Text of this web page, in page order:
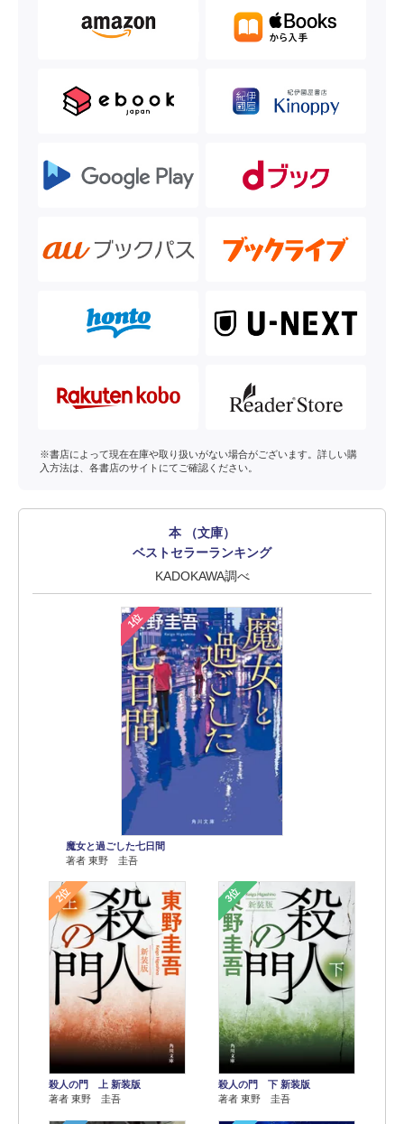
※書店によって現在在庫や取り扱いがない場合がございます。詳しい購
入方法は、各書店のサイトにてご確認ください。
本 （文庫）
ベストセラーランキング
KADOKAWA調べ
1位
魔女と過ごした七日間
著者 東野 圭吾
2位
殺人の門 上 新装版
著者 東野 圭吾
3位
殺人の門 下 新装版
著者 東野 圭吾